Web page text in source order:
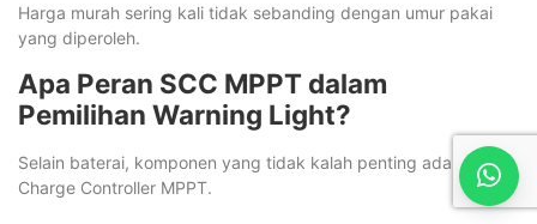
Harga murah sering kali tidak sebanding dengan umur pakai
yang diperoleh.
Apa Peran SCC MPPT dalam
Pemilihan Warning Light?
Selain baterai, komponen yang tidak kalah penting adalah Solar
Charge Controller MPPT.